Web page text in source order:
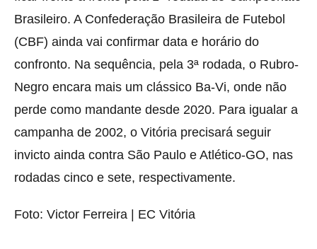
Brasileiro. A Confederação Brasileira de Futebol
(CBF) ainda vai confirmar data e horário do
confronto. Na sequência, pela 3ª rodada, o Rubro-
Negro encara mais um clássico Ba-Vi, onde não
perde como mandante desde 2020. Para igualar a
campanha de 2002, o Vitória precisará seguir
invicto ainda contra São Paulo e Atlético-GO, nas
rodadas cinco e sete, respectivamente.
Foto: Victor Ferreira | EC Vitória